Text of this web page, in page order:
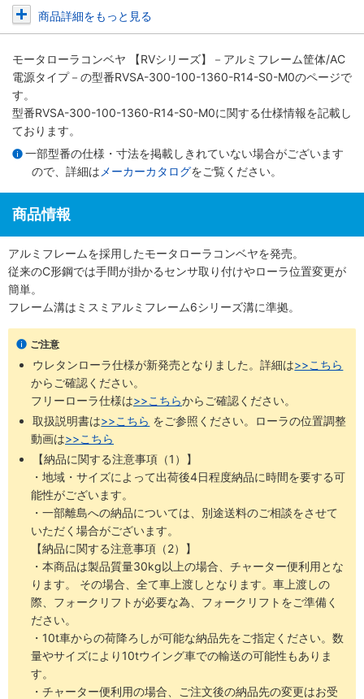
商品詳細をもっと見る
モータローラコンベヤ 【RVシリーズ】－アルミフレーム筐体/AC
電源タイプ－ の型番RVSA-300-100-1360-R14-S0-M0のページで
す。
型番RVSA-300-100-1360-R14-S0-M0に関する仕様情報を記載し
ております。
一部型番の仕様・寸法を掲載しきれていない場合がございます
ので、詳細は メーカーカタログをご覧ください。
商品情報
アルミフレームを採用したモータローラコンベヤを発売。
従来のC形鋼では手間が掛かるセンサ取り付けやローラ位置変更が
簡単。
フレーム溝はミスミアルミフレーム6シリーズ溝に準拠。
ご注意
ウレタンローラ仕様が新発売となりました。詳細は>>こちら
からご確認ください。 ​
フリーローラ仕様は>>こちらからご確認ください。
取扱説明書は>>こちら ​をご参照ください。ローラの位置調整
動画は>>こちら
【納品に関する注意事項（1）】
・地域・サイズによって出荷後4日程度納品に時間を要する可
能性がございます。
・一部離島への納品については、別途送料のご相談をさせて
いただく場合がございます。
【納品に関する注意事項（2）】
・本商品は製品質量30kg以上の場合、チャーター便利用とな
ります。 その場合、全て車上渡しとなります。車上渡しの
際、フォークリフトが必要な為、フォークリフトをご準備く
ださい。
・10t車からの荷降ろしが可能な納品先をご指定ください。数
量やサイズにより10tウイング車での輸送の可能性もありま
す。
・チャーター便利用の場合、ご注文後の納品先の変更はお受